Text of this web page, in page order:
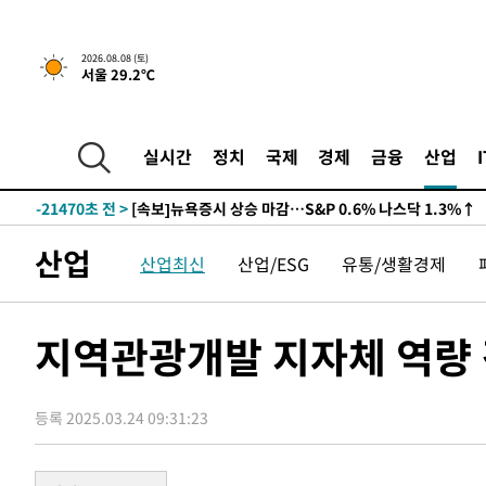
2026.08.08 (토)
서울 29.2℃
실시간 정치 국제 경제 금융 산업
-21470초 전 >
[속보]뉴욕증시 상승 마감…S&P 0.6% 나스닥 1.3%↑
-28344초 전 >
-21470초 전 > [속보]뉴욕증시 상승 마감…S&P 0.6% 나스닥 1.3%↑
-21470초 전 >
[속보]뉴욕증시 상승 마감…S&P 0.6% 나스닥 1.3%↑
산업 산업최신 산업/ESG 유통/생활경제
지역관광개발 지자체 역
등록 2025.03.24 09:31:23